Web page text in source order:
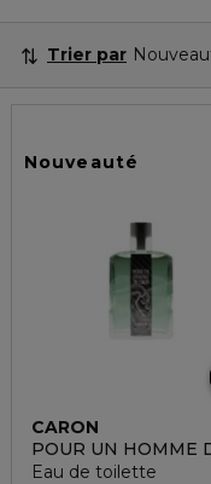
Trier par
Nouveauté
CARON
POUR UN HOMME
Eau de toilette